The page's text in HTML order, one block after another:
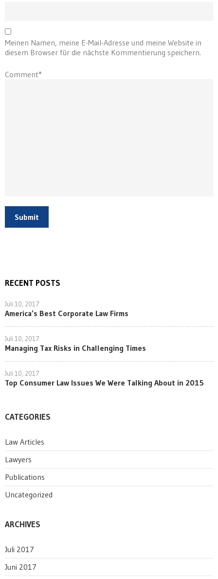
Meinen Namen, meine E-Mail-Adresse und meine Website in
diesem Browser für die nächste Kommentierung speichern.
Comment*
Submit
RECENT POSTS
Juli 10, 2017
America’s Best Corporate Law Firms
Juli 10, 2017
Managing Tax Risks in Challenging Times
Juli 10, 2017
Top Consumer Law Issues We Were Talking About in 2015
CATEGORIES
Law Articles
Lawyers
Publications
Uncategorized
ARCHIVES
Juli 2017
Juni 2017